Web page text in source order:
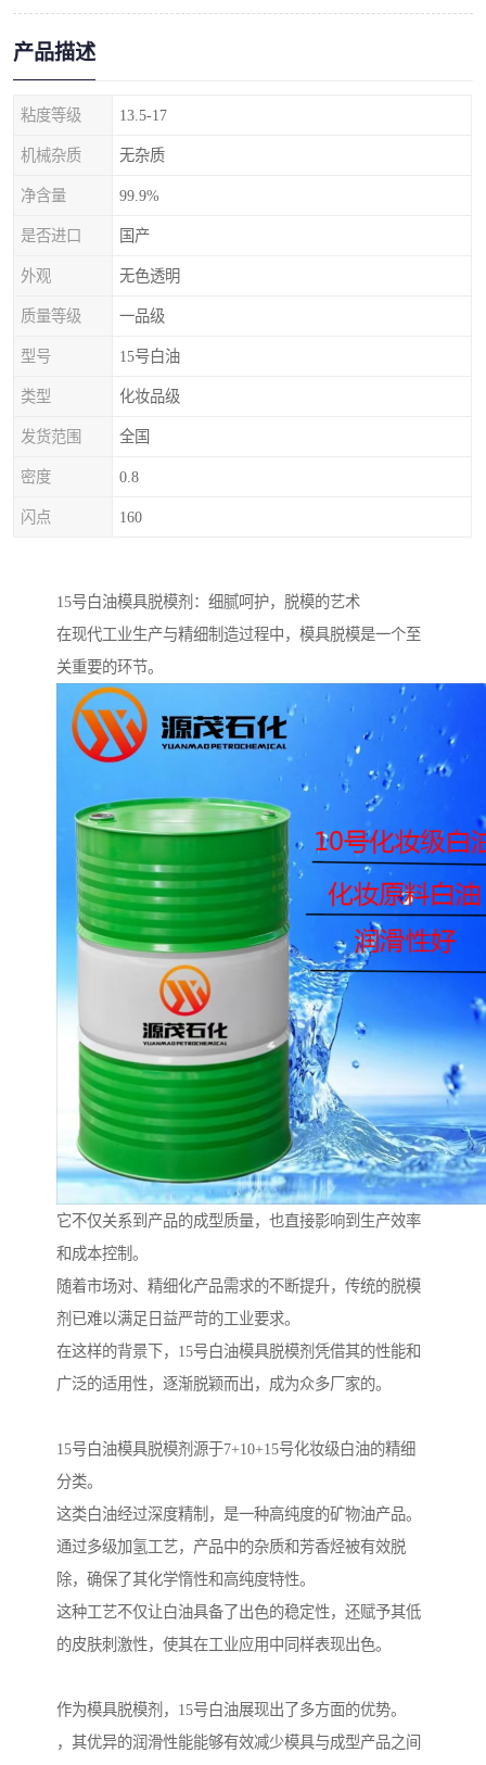
产品描述
粘度等级 13.5-17
机械杂质 无杂质
净含量 99.9%
是否进口 国产
外观 无色透明
质量等级 一品级
型号 15号白油
类型 化妆品级
发货范围 全国
密度 0.8
闪点 160
15号白油模具脱模剂：细腻呵护，脱模的艺术
在现代工业生产与精细制造过程中，模具脱模是一个至
关重要的环节。
它不仅关系到产品的成型质量，也直接影响到生产效率
和成本控制。
随着市场对、精细化产品需求的不断提升，传统的脱模
剂已难以满足日益严苛的工业要求。
在这样的背景下，15号白油模具脱模剂凭借其的性能和
广泛的适用性，逐渐脱颖而出，成为众多厂家的。
15号白油模具脱模剂源于7+10+15号化妆级白油的精细
分类。
这类白油经过深度精制，是一种高纯度的矿物油产品。
通过多级加氢工艺，产品中的杂质和芳香烃被有效脱
除，确保了其化学惰性和高纯度特性。
这种工艺不仅让白油具备了出色的稳定性，还赋予其低
的皮肤刺激性，使其在工业应用中同样表现出色。
作为模具脱模剂，15号白油展现出了多方面的优势。
，其优异的润滑性能能够有效减少模具与成型产品之间